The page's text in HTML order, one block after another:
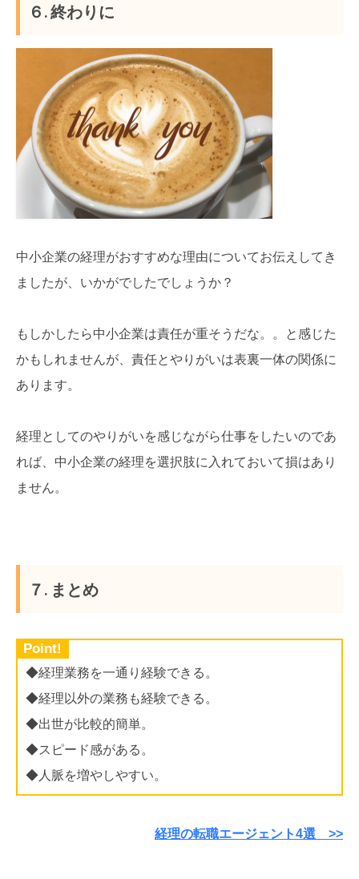
６. 終わりに
中小企業の経理がおすすめな理由についてお伝えしてき
ましたが、いかがでしたでしょうか？
もしかしたら中小企業は責任が重そうだな。。と感じた
かもしれませんが、責任とやりがいは表裏一体の関係に
あります。
経理としてのやりがいを感じながら仕事をしたいのであ
れば、中小企業の経理を選択肢に入れておいて損はあり
ません。
７. まとめ
Point!
◆経理業務を一通り経験できる。
◆経理以外の業務も経験できる。
◆出世が比較的簡単。
◆スピード感がある。
◆人脈を増やしやすい。
経理の転職エージェント4選 >>